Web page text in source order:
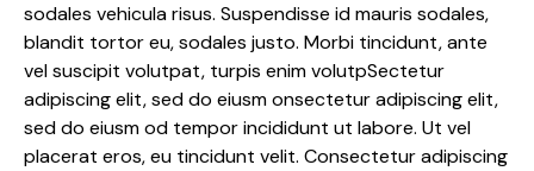
sodales vehicula risus. Suspendisse id mauris sodales,
blandit tortor eu, sodales justo. Morbi tincidunt, ante
vel suscipit volutpat, turpis enim volutpSectetur
adipiscing elit, sed do eiusm onsectetur adipiscing elit,
sed do eiusm od tempor incididunt ut labore. Ut vel
placerat eros, eu tincidunt velit. Consectetur adipiscing